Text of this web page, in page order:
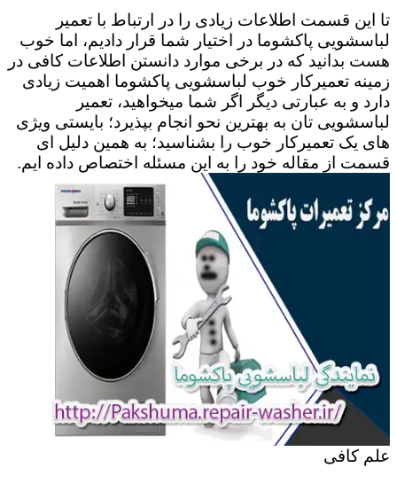
تا این قسمت اطلاعات زیادی را در ارتباط با تعمیر
لباسشویی پاکشوما در اختیار شما قرار دادیم، اما خوب
هست بدانید که در برخی موارد دانستن اطلاعات کافی در
زمینه تعمیرکار خوب لباسشویی پاکشوما اهمیت زیادی
دارد و به عبارتی دیگر اگر شما میخواهید، تعمیر
لباسشویی تان به بهترین نحو انجام بپذیرد؛ بایستی ویژی
های یک تعمیرکار خوب را بشناسید؛ به همین دلیل ای
قسمت از مقاله خود را به این مسئله اختصاص داده ایم.
علم کافی